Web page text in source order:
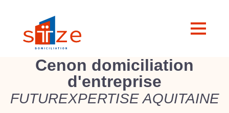
Cenon domiciliation
d'entreprise
FUTUREXPERTISE AQUITAINE